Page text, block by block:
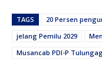
TAGS 20 Persen
jelang Pemilu 2029
Musancab PDI-P